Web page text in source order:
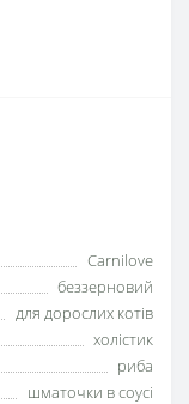
Carnilove
беззерновий
для дорослих котів
холістик
риба
шматочки в соусі